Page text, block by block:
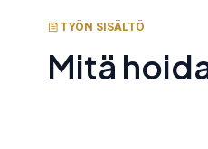
TYÖN SISÄLTÖ
Mitä